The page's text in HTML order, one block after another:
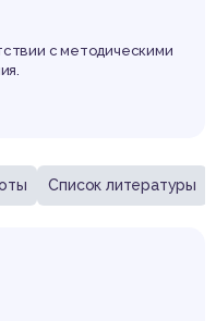
Список литературы
с методическими